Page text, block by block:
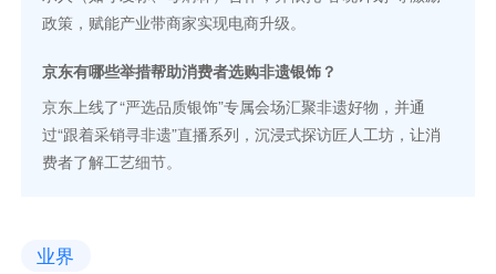
政策，赋能产业带商家实现电商升级。
京东有哪些举措帮助消费者选购非遗银饰？
京东上线了“严选品质银饰”专属会场汇聚非遗好物，并通
过“跟着采销寻非遗”直播系列，沉浸式探访匠人工坊，让消
费者了解工艺细节。
业界